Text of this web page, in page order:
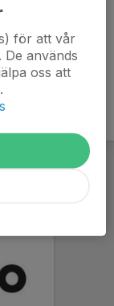
för att vår
används
oss att